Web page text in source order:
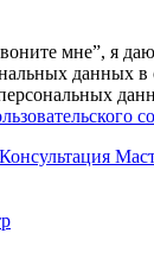
мне”, я даю
данных в